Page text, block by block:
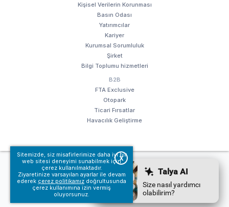
Sitemizde, siz misafirlerimize daha iyi bir
web sitesi deneyimi sunabilmek için
çerez kullanılmaktadır.
Ziyaretinize varsayılan ayarlar ile devam
ederek çerez politikamız doğrultusunda
çerez kullanımına izin vermiş
oluyorsunuz.
X
Kişisel Verilerin Korunması
Basın Odası
Yatırımcılar
Kariyer
Kurumsal Sorumluluk
Şirket
Bilgi Toplumu hizmetleri
B2B
FTA Exclusive
Otopark
Ticari Fırsatlar
Havacılık Geliştirme
© Fraport TAV Antalya Havalimanı, 2018. Tüm hakları saklıdır.
Kullanım koşullarımız
Bilgi Toplumu hizmetleri